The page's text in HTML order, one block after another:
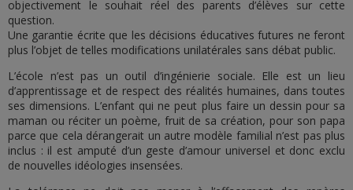
objectivement le souhait réel des parents d’élèves sur cette
question.
Une garantie écrite que les décisions éducatives futures ne feront
plus l’objet de telles modifications unilatérales sans débat public.
L’école n’est pas un outil d’ingénierie sociale. Elle est un lieu
d’apprentissage et de respect des réalités humaines, dans toutes
ses dimensions. L’enfant qui ne peut plus faire un dessin pour sa
maman ou réciter un poème, fruit de sa création, pour son papa
parce que cela dérangerait un autre modèle familial n’est pas plus
inclus : il est amputé d’un geste d’amour universel et donc exclu
de nouvelles idéologies insensées.